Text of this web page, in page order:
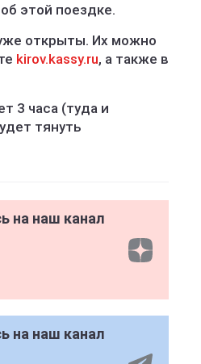
этой поездке.
открыты. Их можно
kirov.kassy.ru, а также в
3 часа (туда и
тянуть
на наш канал
на наш канал